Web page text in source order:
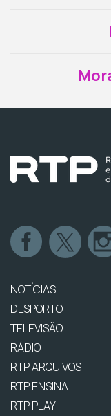
NOTÍCIAS
DESPORTO
TELEVISÃO
RÁDIO
RTP ARQUIVOS
RTP ENSINA
RTP PLAY